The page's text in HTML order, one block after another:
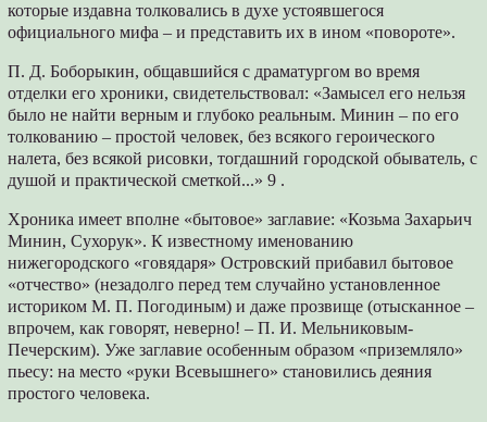
которые издавна толковались в духе устоявшегося
официального мифа – и представить их в ином «повороте».
П. Д. Боборыкин, общавшийся с драматургом во время
отделки его хроники, свидетельствовал: «Замысел его нельзя
было не найти верным и глубоко реальным. Минин – по его
толкованию – простой человек, без всякого героического
налета, без всякой рисовки, тогдашний городской обыватель, с
душой и практической сметкой...» 9 .
Хроника имеет вполне «бытовое» заглавие: «Козьма Захарьич
Минин, Сухорук». К известному именованию
нижегородского «говядаря» Островский прибавил бытовое
«отчество» (незадолго перед тем случайно установленное
историком М. П. Погодиным) и даже прозвище (отысканное –
впрочем, как говорят, неверно! – П. И. Мельниковым-
Печерским). Уже заглавие особенным образом «приземляло»
пьесу: на место «руки Всевышнего» становились деяния
простого человека.